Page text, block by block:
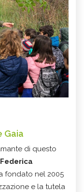
Gaia
di questo
Federica
fondato nel 2005
e la tutela